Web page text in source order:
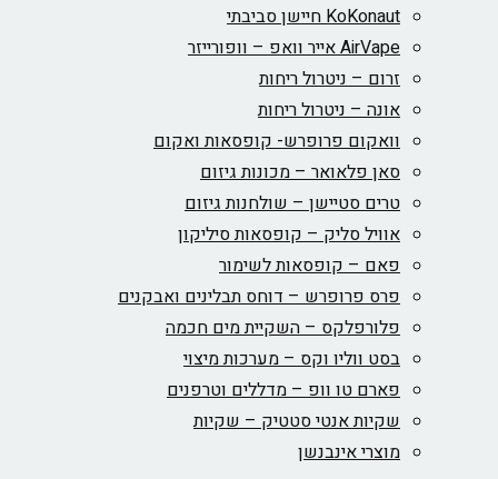
KoKonaut חיישן סביבתי
AirVape אייר וואפ – וופורייזר
זרום – ניטרול ריחות
אונה – ניטרול ריחות
וואקום פרופרש- קופסאות ואקום
סאן פלאואר – מכונות גיזום
טרים סטיישן – שולחנות גיזום
אוויל סליק – קופסאות סיליקון
פאם – קופסאות לשימור
פרס פרופרש – דוחס תבלינים ואבקנים
פלורפלקס – השקיית מים חכמה
בסט ווליו וקס – מערכות מיצוי
פארם טו וופ – מדללים וטרפנים
שקיות אנטי סטטיק – שקיות
מוצרי אינבנשן